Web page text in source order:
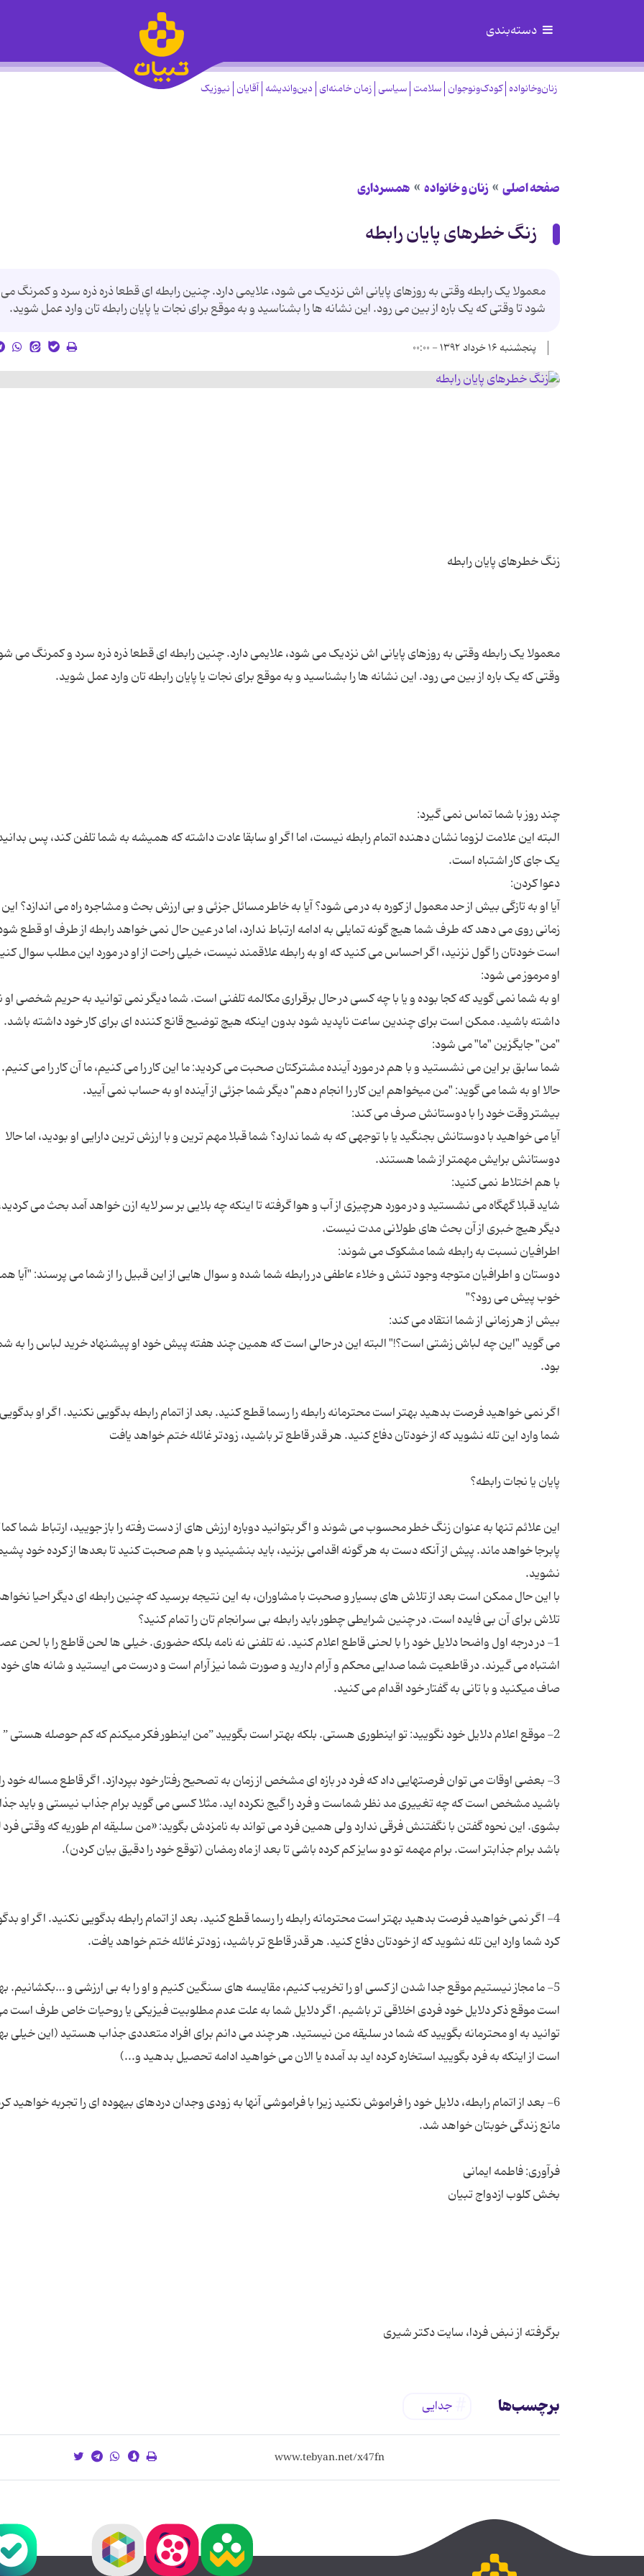
دسته‌بندی
زنان‌وخانواده کودک‌ونوجوان سلامت سیاسی زمان خامنه‌ای دین‌واندیشه آقایان نیوزیک
صفحه اصلی زنان و خانواده همسرداری
زنگ خطرهای پایان رابطه
معمولا یک رابطه وقتی به روزهای پایانی اش نزدیک می شود، علایمی دارد. چنین رابطه ای قطعا ذره ذره سرد و کمرنگ می
شود تا وقتی که یک باره از بین می رود. این نشانه ها را بشناسید و به موقع برای نجات یا پایان رابطه تان وارد عمل شوید.
پنجشنبه ۱۶ خرداد ۱۳۹۲ - ۰۰:۰۰
معمولا یک رابطه وقتی به روزهای پایانی اش نزدیک می شود، علایمی دارد. چنین رابطه ای قطعا ذره ذره سرد و کمرنگ می
البته این علامت لزوما نشان دهنده اتمام رابطه نیست، اما اگر او سابقا عادت داشته که همیشه به شما تلفن کند، پس
آیا او به تازگی بیش از حد معمول از کوره به در می شود؟ آیا به خاطر مسائل جزئی و بی ارزش بحث و مشاجره راه می اندازد؟
زمانی روی می دهد که طرف شما هیچ گونه تمایلی به ادامه ارتباط ندارد، اما در عین حال نمی خواهد رابطه از طرف او قطع
او به شما نمی گوید که کجا بوده و یا با چه کسی در حال برقراری مکالمه تلفنی است. شما دیگر نمی توانید به حریم شخصی او
شما سابق بر این می نشستید و با هم در مورد آینده مشترکتان صحبت می کردید: ما این کار را می کنیم، ما آن کار را می
آیا می خواهید با دوستانش بجنگید یا با توجهی که به شما ندارد؟ شما قبلا مهم ترین و با ارزش ترین دارایی او بودید، اما حالا
شاید قبلا گهگاه می نشستید و در مورد هرچیزی از آب و هوا گرفته تا اینکه چه بلایی بر سر لایه ازن خواهد آمد بحث می کردید،
دوستان و اطرافیان متوجه وجود تنش و خلاء عاطفی در رابطه شما شده و سوال هایی از این قبیل را از شما می پرسند: "آیا
می گوید "این چه لباش زشتی است؟!" البته این در حالی است که همین چند هفته پیش خود او پیشنهاد خرید لباس را به
اگر نمی خواهید فرصت بدهید بهتر است محترمانه رابطه را رسما قطع کنید. بعد از اتمام رابطه بدگویی نکنید. اگر او
این علائم تنها به عنوان زنگ خطر محسوب می شوند و اگر بتوانید دوباره ارزش های از دست رفته را باز جویید، ارتباط شما
پابرجا خواهد ماند. پیش از آنکه دست به هر گونه اقدامی بزنید، باید بنشینید و با هم صحبت کنید تا بعدها از کرده خود
با این حال ممکن است بعد از تلاش های بسیار و صحبت با مشاوران، به این نتیجه برسید که چنین رابطه ای دیگر احیا
1- در درجه اول واضحا دلایل خود را با لحنی قاطع اعلام کنید. نه تلفنی نه نامه بلکه حضوری. خیلی ها لحن قاطع را با لحن
اشتباه می گیرند. در قاطعیت شما صدایی محکم و آرام دارید و صورت شما نیز آرام است و درست می ایستید و شانه های خود
3- بعضی اوقات می توان فرصتهایی داد که فرد در بازه ای مشخص از زمان به تصحیح رفتار خود بپردازد. اگر قاطع مساله خود
باشید مشخص است که چه تغییری مد نظر شماست و فرد را گیج نکرده اید. مثلا کسی می گوید برام جذاب نیستی و باید
بشوی. این نحوه گفتن با نگفتنش فرقی ندارد ولی همین فرد می تواند به نامزدش بگوید: «من سلیقه ام طوریه که وقتی فرد
4- اگر نمی خواهید فرصت بدهید بهتر است محترمانه رابطه را رسما قطع کنید. بعد از اتمام رابطه بدگویی نکنید. اگر او
5- ما مجاز نیستیم موقع جدا شدن از کسی او را تخریب کنیم، مقایسه های سنگین کنیم و او را به بی ارزشی و …بکشانیم.
است موقع ذکر دلایل خود فردی اخلاقی تر باشیم. اگر دلایل شما به علت عدم مطلوبیت فیزیکی یا روحیات خاص طرف است
توانید به او محترمانه بگویید که شما در سلیقه من نیستید. هر چند می دانم برای افراد متعددی جذاب هستید (این خیلی
6- بعد از اتمام رابطه، دلایل خود را فراموش نکنید زیرا با فراموشی آنها به زودی وجدان دردهای بیهوده ای را تجربه خواهید
برگرفته از نبض فردا، سایت دکتر شیری
برچسب‌ها جدایی